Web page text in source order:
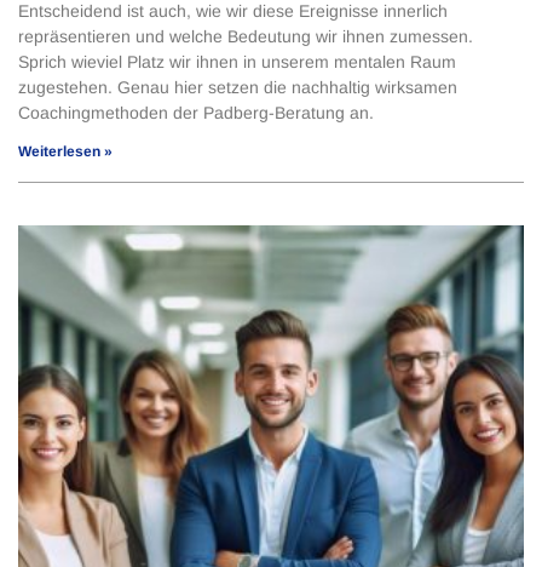
Entscheidend ist auch, wie wir diese Ereignisse innerlich
repräsentieren und welche Bedeutung wir ihnen zumessen.
Sprich wieviel Platz wir ihnen in unserem mentalen Raum
zugestehen. Genau hier setzen die nachhaltig wirksamen
Coachingmethoden der Padberg-Beratung an.
Weiterlesen »